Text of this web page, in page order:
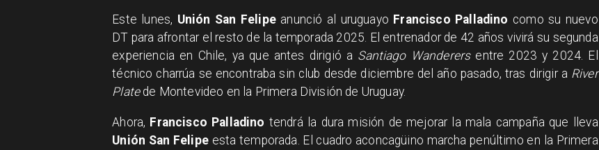
Este lunes, Unión San Felipeanunció al uruguayo Francisco Palladino como su nuevo
DT para afrontar el resto de la temporada 2025. El entrenador de 42 años vivirá su segunda
experiencia en Chile, ya que antes dirigió a Santiago Wanderersentre 2023 y 2024. El
técnico charrúa se encontraba sin club desde diciembre del año pasado, tras dirigir a River
Platede Montevideo en la Primera División de Uruguay.
Ahora, Francisco Palladino tendrá la dura misión de mejorar la mala campaña que lleva
Unión San Felipeesta temporada. El cuadro aconcagüino marcha penúltimo en la Primera